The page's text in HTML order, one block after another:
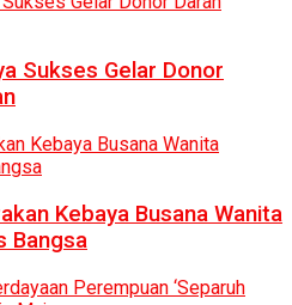
Sukses Gelar Donor
Kebaya Busana Wanita
Bangsa